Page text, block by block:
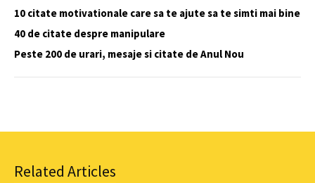
10 citate motivationale care sa te ajute sa te simti mai bine
40 de citate despre manipulare
Peste 200 de urari, mesaje si citate de Anul Nou
Related Articles